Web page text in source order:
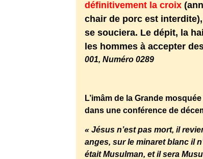
définitivement la croix
chair de porc est
se souciera. Le dépit, la
les hommes à accepter
001, Numéro 0289
L’imâm de la Grande
dans une conférence de
« Jésus n’est pas mort, il
anges, sur le minaret blanc il
était Musulman, et il sera